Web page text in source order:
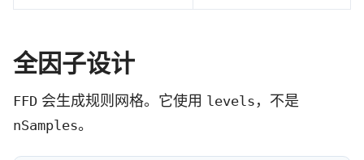
全因子设计
FFD 会生成规则网格。它使用 levels ，不是
nSamples。